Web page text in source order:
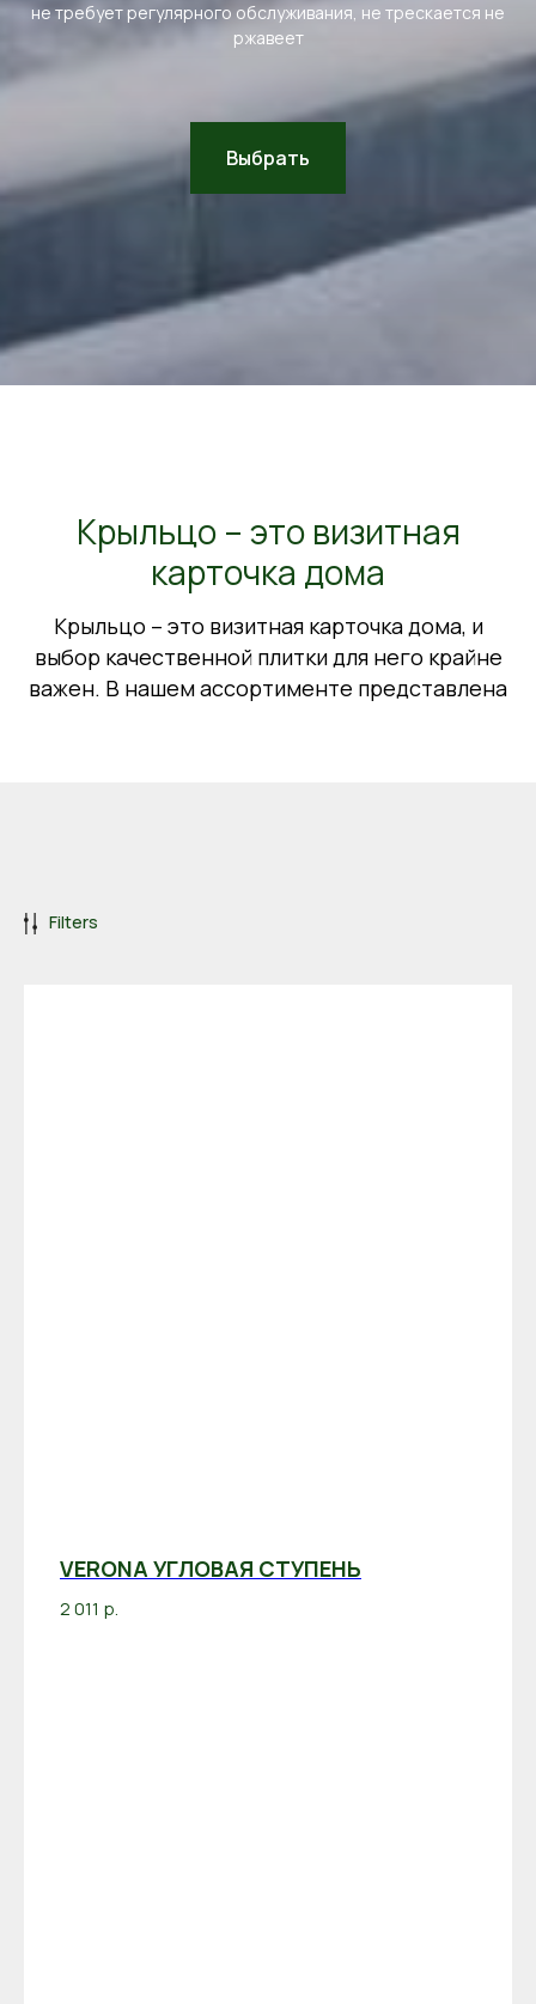
не требует регулярного обслуживания, не трескается не
ржавеет
Выбрать
Крыльцо – это визитная
карточка дома
Крыльцо – это визитная карточка дома, и
выбор качественной плитки для него крайне
важен. В нашем ассортименте представлена
Filters
VERONA УГЛОВАЯ СТУПЕНЬ
2 011 р.